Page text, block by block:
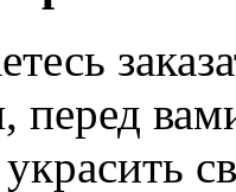
перед